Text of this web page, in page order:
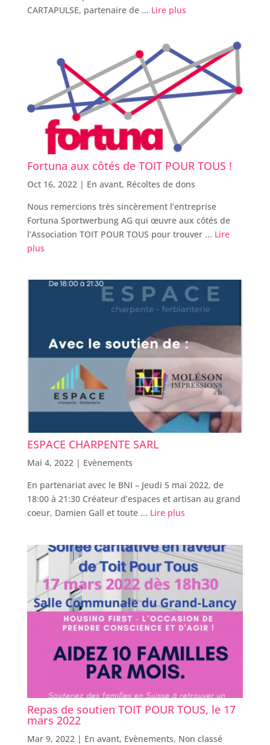
CARTAPULSE, partenaire de ... Lire plus
Fortuna aux côtés de TOIT POUR TOUS !
Oct 16, 2022 | En avant, Récoltes de dons
Nous remercions très sincèrement l’entreprise
Fortuna Sportwerbung AG qui œuvre aux côtés de
l’Association TOIT POUR TOUS pour trouver ... Lire
plus
ESPACE CHARPENTE SARL
Mai 4, 2022 | Evènements
En partenariat avec le BNI – Jeudi 5 mai 2022, de
18:00 à 21:30 Créateur d’espaces et artisan au grand
coeur, Damien Gall et toute ... Lire plus
Repas de soutien TOIT POUR TOUS, le 17
mars 2022
Mar 9, 2022 | En avant, Evènements, Non classé